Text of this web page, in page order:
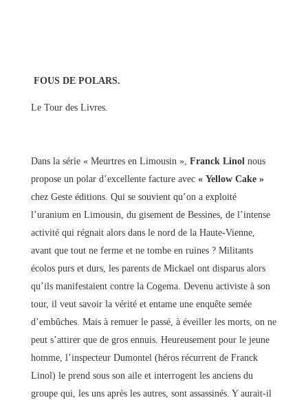
FOUS DE POLARS.
Le Tour des Livres.
Dans la série « Meurtres en Limousin », Franck Linolnous
propose un polar d’excellente facture avec « Yellow Cake »
chez Geste éditions. Qui se souvient qu’on a exploité
l’uranium en Limousin, du gisement de Bessines, de l’intense
activité qui régnait alors dans le nord de la Haute-Vienne,
avant que tout ne ferme et ne tombe en ruines ? Militants
écolos purs et durs, les parents de Mickael ont disparus alors
qu’ils manifestaient contre la Cogema. Devenu activiste à son
tour, il veut savoir la vérité et entame une enquête semée
d’embûches. Mais à remuer le passé, à éveiller les morts, on ne
peut s’attirer que de gros ennuis. Heureusement pour le jeune
homme, l’inspecteur Dumontel (héros récurrent de Franck
Linol) le prend sous son aile et interrogent les anciens du
groupe qui, les uns après les autres, sont assassinés. Y aurait-il